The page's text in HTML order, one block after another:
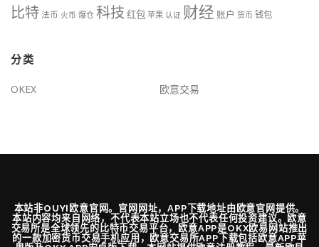
比特法币 火币 爆仓 科技 红包 苹果 认证 财经 账户 货币 钱包
分类
OKEX 欧意交易
本站非OUYI欧意官网。官网网址，APP下载地址由欧意官网提供。
本站内容均来自网络，不代表本站立场也不代表任何投资建议。欧意
交易所是全球领先的比特币交易平台，欧意APP是OKX欧易网站推出
的一款加密货币交易手机应用，欧意交易所APP下载包括欧意APP苹